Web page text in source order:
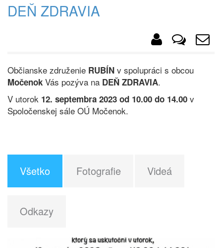
DEŇ ZDRAVIA
Občianske združenie RUBÍN v spolupráci s obcou
Močenok Vás pozýva na DEŇ ZDRAVIA.
V utorok 12. septembra 2023 od 10.00 do 14.00 v
Spoločenskej sále OÚ Močenok.
Všetko Fotografie Videá
Odkazy